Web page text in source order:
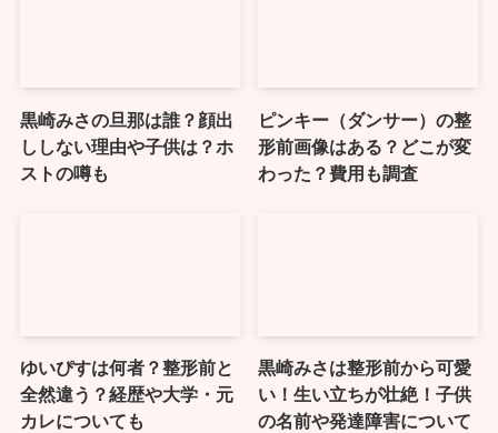
黒崎みさの旦那は誰？顔出
ししない理由や子供は？ホ
ストの噂も
ピンキー（ダンサー）の整
形前画像はある？どこが変
わった？費用も調査
ゆいぴすは何者？整形前と
全然違う？経歴や大学・元
カレについても
黒崎みさは整形前から可愛
い！生い立ちが壮絶！子供
の名前や発達障害について